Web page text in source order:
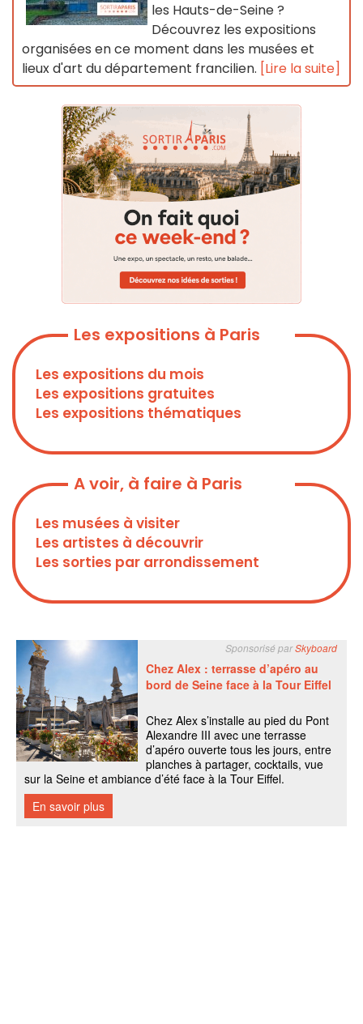
les Hauts-de-Seine ?
Découvrez les expositions
organisées en ce moment dans les musées et
lieux d'art du département francilien. [Lire la suite]
Les expositions à Paris
Les expositions du mois
Les expositions gratuites
Les expositions thématiques
A voir, à faire à Paris
Les musées à visiter
Les artistes à découvrir
Les sorties par arrondissement